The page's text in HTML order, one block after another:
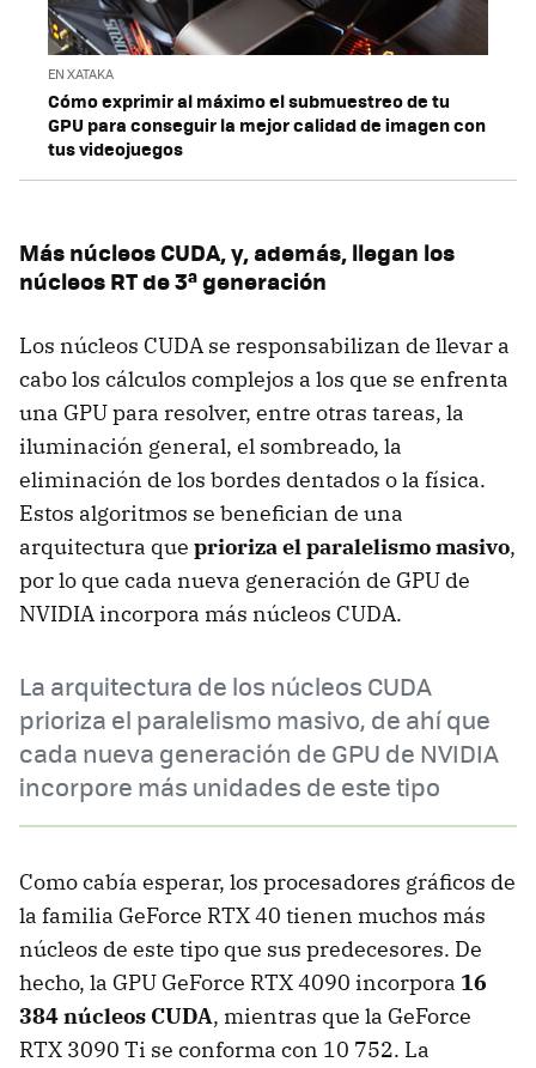
EN XATAKA
Cómo exprimir al máximo el submuestreo de tu
GPU para conseguir la mejor calidad de imagen con
tus videojuegos
Más núcleos CUDA, y, además, llegan los
núcleos RT de 3ª generación
Los núcleos CUDA se responsabilizan de llevar a
cabo los cálculos complejos a los que se enfrenta
una GPU para resolver, entre otras tareas, la
iluminación general, el sombreado, la
eliminación de los bordes dentados o la física.
Estos algoritmos se benefician de una
arquitectura que prioriza el paralelismo masivo,
por lo que cada nueva generación de GPU de
NVIDIA incorpora más núcleos CUDA.
La arquitectura de los núcleos CUDA
prioriza el paralelismo masivo, de ahí que
cada nueva generación de GPU de NVIDIA
incorpore más unidades de este tipo
Como cabía esperar, los procesadores gráficos de
la familia GeForce RTX 40 tienen muchos más
núcleos de este tipo que sus predecesores. De
hecho, la GPU GeForce RTX 4090 incorpora 16
384 núcleos CUDA, mientras que la GeForce
RTX 3090 Ti se conforma con 10 752. La